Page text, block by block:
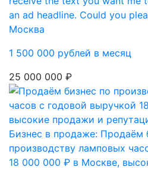
an ad headline. Could you
Москва
1 500 000 рублей в месяц
25 000 000 ₽
Бизнес в продаже: Продаём
производству ламповых
18 000 000 ₽ в Москве,